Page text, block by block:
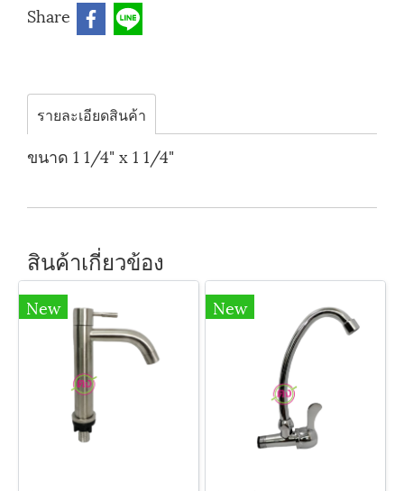
Share
รายละเอียดสินค้า
ขนาด 1 1/4" x 1 1/4"
สินค้าเกี่ยวข้อง
New New